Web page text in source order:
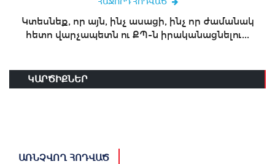
Կտեսնեք, որ այն, ինչ ասացի, ինչ որ ժամանակ
հետո վարչապետն ու ՔՊ-ն իրականացնելու...
ԿԱՐԾԻՔՆԵՐ
ԱՌՆՉՎՈՂ ՀՈԴՎԱԾ